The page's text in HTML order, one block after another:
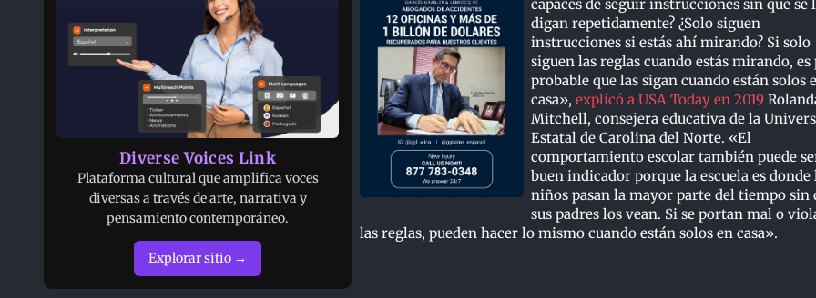
Diverse Voices Link
Plataforma cultural que amplifica voces
diversas a través de arte, narrativa y
pensamiento contemporáneo.
Explorar sitio →
capaces de seguir instrucciones sin que se
digan repetidamente? ¿Solo siguen
instrucciones si estás ahí mirando? Si solo
siguen las reglas cuando estás mirando, es
probable que las sigan cuando están solos
casa», explicó a USA Today en 2019
Mitchell, consejera educativa de la
Estatal de Carolina del Norte. «El
comportamiento escolar también puede
buen indicador porque la escuela es donde
niños pasan la mayor parte del tiempo sin
sus padres los vean. Si se portan mal o
las reglas, pueden hacer lo mismo cuando están solos en casa».